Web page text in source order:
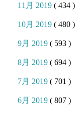
11月 2019( 434 )
10月 2019( 480 )
9月 2019( 593 )
8月 2019( 694 )
7月 2019( 701 )
6月 2019( 807 )